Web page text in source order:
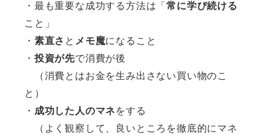
・最も重要な成功する方法は「常に学び続ける
こと」
・ 素直さ と メモ魔になること
・ 投資が先で消費が後
（消費とはお金を生み出さない買い物のこ
と）
・ 成功した人のマネ をする
（よく観察して、良いところを徹底的にマネ